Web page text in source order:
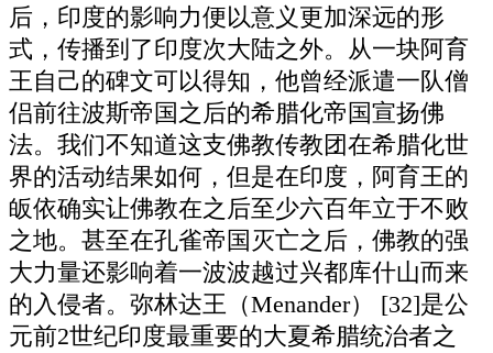
后，印度的影响力便以意义更加深远的形
式，传播到了印度次大陆之外。从一块阿育
王自己的碑文可以得知，他曾经派遣一队僧
侣前往波斯帝国之后的希腊化帝国宣扬佛
法。我们不知道这支佛教传教团在希腊化世
界的活动结果如何，但是在印度，阿育王的
皈依确实让佛教在之后至少六百年立于不败
之地。甚至在孔雀帝国灭亡之后，佛教的强
大力量还影响着一波波越过兴都库什山而来
的入侵者。弥林达王（Menander） [32]是公
元前2世纪印度最重要的大夏希腊统治者之